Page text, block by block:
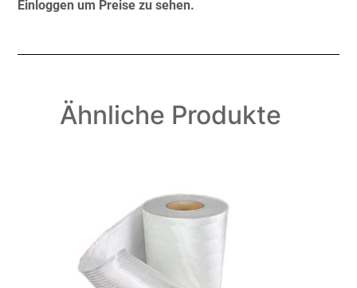
Einloggen um Preise zu sehen.
Ähnliche Produkte